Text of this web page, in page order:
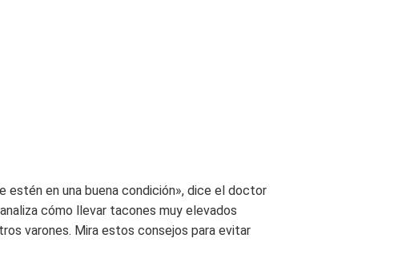
estén en una buena condición», dice el doctor
cómo llevar tacones muy elevados
varones. Mira estos consejos para evitar